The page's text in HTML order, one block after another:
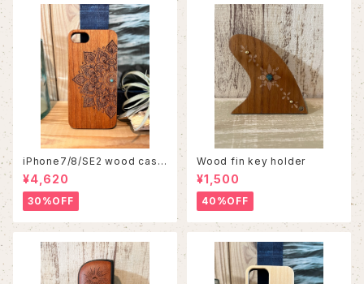
iPhone7/8/SE2 wood case
86
¥4,620
30%OFF
Wood fin key holder
¥1,500
40%OFF